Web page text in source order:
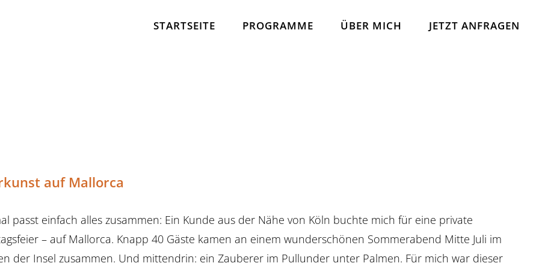
STARTSEITE PROGRAMME ÜBER MICH JETZT ANFRAGEN
auf Mallorca
passt einfach alles zusammen: Ein Kunde aus der Nähe von Köln buchte mich für eine private
– auf Mallorca. Knapp 40 Gäste kamen an einem wunderschönen Sommerabend Mitte Juli im
der Insel zusammen. Und mittendrin: ein Zauberer im Pullunder unter Palmen. Für mich war dieser